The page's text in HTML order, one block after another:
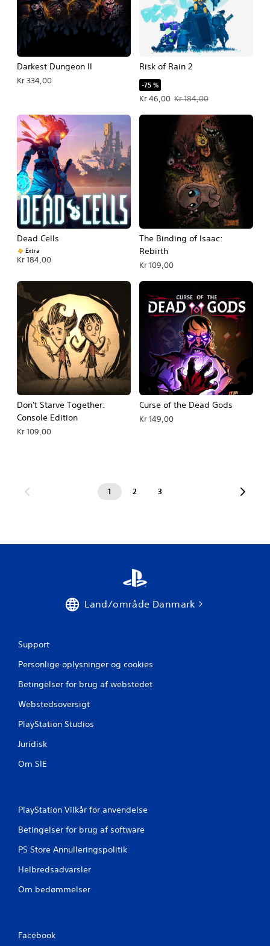
Darkest Dungeon II
Kr 334,00
Risk of Rain 2
-75 %
Kr 46,00
Tilbudspris Kr 46,00. Oprindelig pris
Kr 184,00
Dead Cells
Extra
Kr 184,00
The Binding of Isaac:
Rebirth
Kr 109,00
Don't Starve Together:
Console Edition
Kr 109,00
Curse of the Dead Gods
Kr 149,00
1 2 3
Land/område Danmark
Support
Personlige oplysninger og cookies
Betingelser for brug af webstedet
Webstedsoversigt
PlayStation Studios
Juridisk
Om SIE
PlayStation Vilkår for anvendelse
Betingelser for brug af software
PS Store Annulleringspolitik
Helbredsadvarsler
Om bedømmelser
Facebook